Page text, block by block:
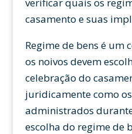
casamento e suas
Regime de bens é um
os noivos devem
celebração do
juridicamente como
administrados
escolha do regime de